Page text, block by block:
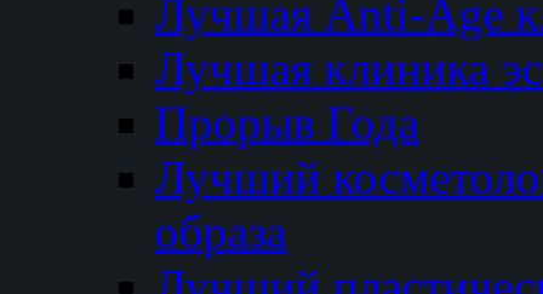
Лучшая Anti-Age
Лучшая клиника
Прорыв Года
Лучший
образа